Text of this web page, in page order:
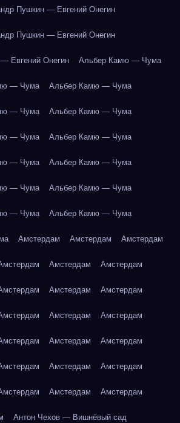
Пушкин — Евгений Онегин
Пушкин — Евгений Онегин
Евгений Онегин Альбер Камю — Чума
— Чума Альбер Камю — Чума
— Чума Альбер Камю — Чума
— Чума Альбер Камю — Чума
— Чума Альбер Камю — Чума
— Чума Альбер Камю — Чума
— Чума Альбер Камю — Чума
Амстердам Амстердам Амстердам
Амстердам Амстердам
Амстердам Амстердам
Амстердам Амстердам
Амстердам Амстердам
Амстердам Амстердам
Амстердам Амстердам
Антон Чехов — Вишнёвый сад